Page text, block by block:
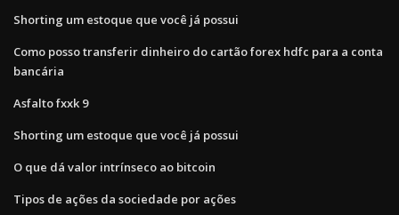
Shorting um estoque que você já possui
Como posso transferir dinheiro do cartão forex hdfc para a conta
bancária
Asfalto fxxk 9
Shorting um estoque que você já possui
O que dá valor intrínseco ao bitcoin
Tipos de ações da sociedade por ações